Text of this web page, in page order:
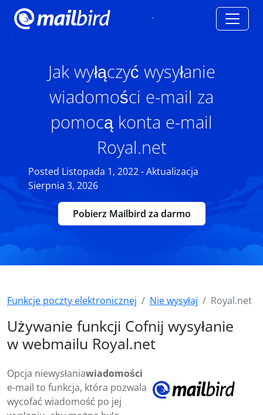
Jak wyłączyć wysyłanie
wiadomości e-mail za
pomocą konta e-mail
Royal.net
Posted Listopada 1, 2022 - Aktualizacja
Sierpnia 3, 2026
Pobierz Mailbird za darmo
Funkcje poczty elektronicznej Nie wysyłaj Royal.net
Używanie funkcji Cofnij wysyłanie
w webmailu Royal.net
Opcja niewysłaniawiadomości
e-mail to funkcja, która pozwala
wycofać wiadomość po jej